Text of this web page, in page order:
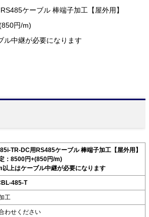
ケーブル 棒端子加工【屋外用】
円/m)
中継が必要になります
TR-DC用RS485ケーブル 棒端子加工【屋外用】
：8500円+(850円/m)
上はケーブル中継が必要になります
485-T
工
わせください